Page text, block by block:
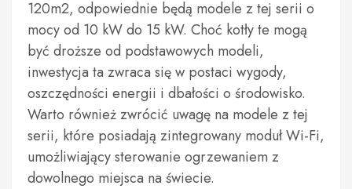
120m2, odpowiednie będą modele z tej serii o
mocy od 10 kW do 15 kW. Choć kotły te mogą
być droższe od podstawowych modeli,
inwestycja ta zwraca się w postaci wygody,
oszczędności energii i dbałości o środowisko.
Warto również zwrócić uwagę na modele z tej
serii, które posiadają zintegrowany moduł Wi-Fi,
umożliwiający sterowanie ogrzewaniem z
dowolnego miejsca na świecie.